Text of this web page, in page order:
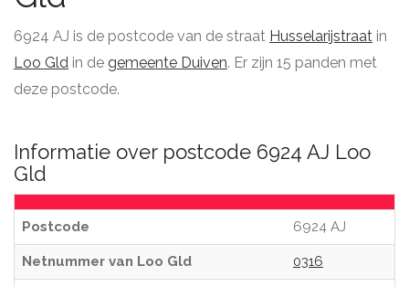
6924 AJ is de postcode van de straat Husselarijstraat in
Loo Gld in de gemeente Duiven. Er zijn 15 panden met
deze postcode.
Informatie over postcode 6924 AJ Loo
Gld
Postcode 6924 AJ
Netnummer van Loo Gld 0316